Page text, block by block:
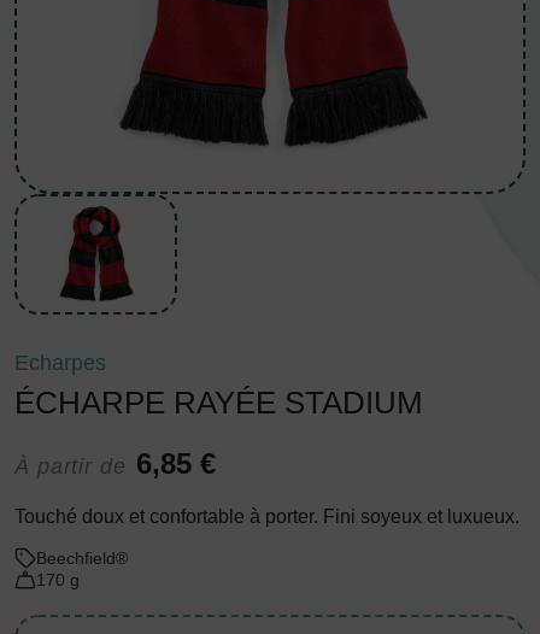
Echarpes
ÉCHARPE RAYÉE STADIUM
À partir de 6,85 €
Touché doux et confortable à porter. Fini soyeux et luxueux.
Beechfield®
170 g